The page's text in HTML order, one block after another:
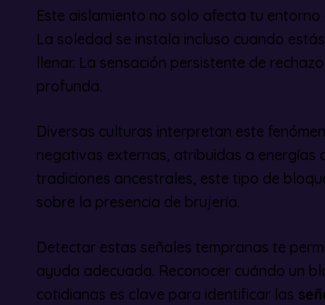
Este aislamiento no solo afecta tu
La soledad se instala incluso cuando
llenar. La sensación persistente de
profunda.
Diversas culturas interpretan este
negativas externas, atribuidas a energías
tradiciones ancestrales, este tipo de
sobre la presencia de brujería.
Detectar estas señales tempranas te
ayuda adecuada. Reconocer cuándo un
cotidianas es clave para identificar las